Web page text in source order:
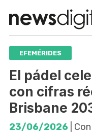
EFEMÉRIDES
El pádel
con cifras
Brisbane
23/06/2026 |